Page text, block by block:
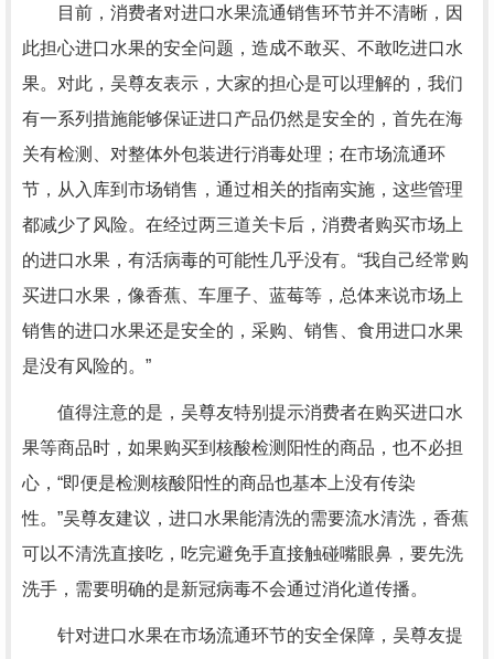
目前，消费者对进口水果流通销售环节并不清晰，因
此担心进口水果的安全问题，造成不敢买、不敢吃进口水
果。对此，吴尊友表示，大家的担心是可以理解的，我们
有一系列措施能够保证进口产品仍然是安全的，首先在海
关有检测、对整体外包装进行消毒处理；在市场流通环
节，从入库到市场销售，通过相关的指南实施，这些管理
都减少了风险。在经过两三道关卡后，消费者购买市场上
的进口水果，有活病毒的可能性几乎没有。“我自己经常购
买进口水果，像香蕉、车厘子、蓝莓等，总体来说市场上
销售的进口水果还是安全的，采购、销售、食用进口水果
是没有风险的。”
值得注意的是，吴尊友特别提示消费者在购买进口水
果等商品时，如果购买到核酸检测阳性的商品，也不必担
心，“即便是检测核酸阳性的商品也基本上没有传染
性。”吴尊友建议，进口水果能清洗的需要流水清洗，香蕉
可以不清洗直接吃，吃完避免手直接触碰嘴眼鼻，要先洗
洗手，需要明确的是新冠病毒不会通过消化道传播。
针对进口水果在市场流通环节的安全保障，吴尊友提